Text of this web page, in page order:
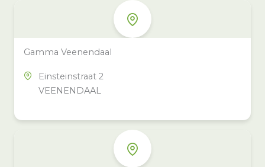
Gamma Veenendaal
Einsteinstraat 2
VEENENDAAL